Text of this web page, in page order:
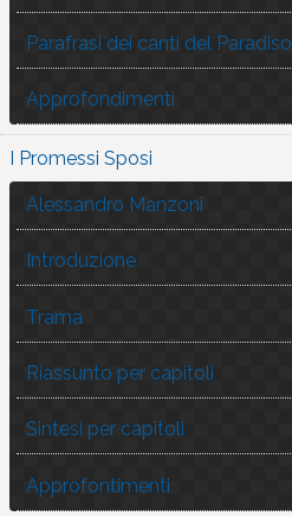
Parafrasi dei canti del Paradiso
Approfondimenti
I Promessi Sposi
Alessandro Manzoni
Introduzione
Trama
Riassunto per capitoli
Sintesi per capitoli
Approfontimenti